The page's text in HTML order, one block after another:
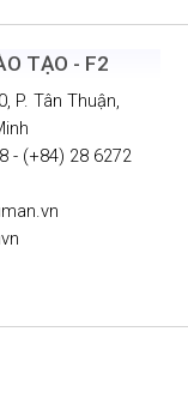
TẠO - F2
P. Tân Thuận,
- (+84) 28 6272